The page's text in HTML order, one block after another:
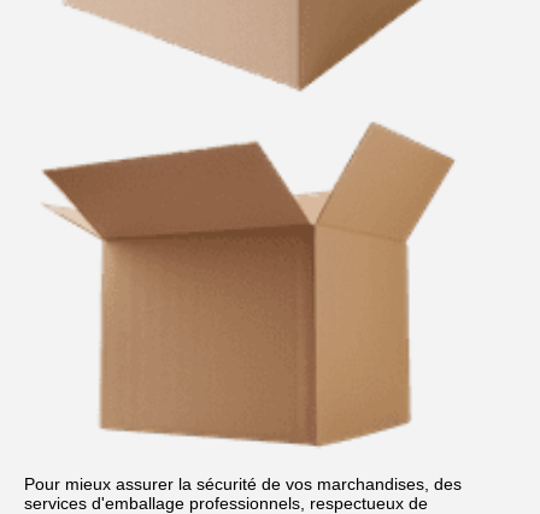
Pour mieux assurer la sécurité de vos marchandises, des
services d'emballage professionnels, respectueux de